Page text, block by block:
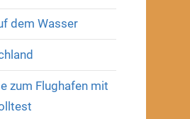
dem Wasser
zum Flughafen mit